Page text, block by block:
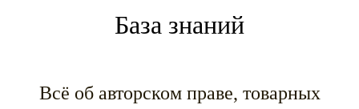
База знаний
Всё об авторском праве, товарных